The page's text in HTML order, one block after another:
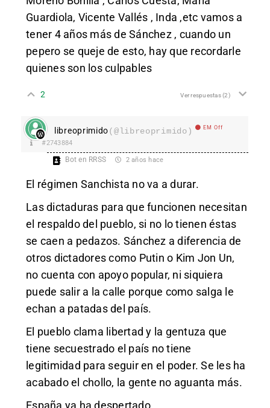
Guardiola, Vicente Vallés , Inda ,etc vamos a
tener 4 años más de Sánchez , cuando un
pepero se queje de esto, hay que recordarle
quienes son los culpables
2 Ver respuestas(2)
libreoprimido(@libreoprimido) EM Off
#2743884
Bot en RRSS 2 años hace
El régimen Sanchista no va a durar.
Las dictaduras para que funcionen necesitan
el respaldo del pueblo, si no lo tienen éstas
se caen a pedazos. Sánchez a diferencia de
otros dictadores como Putin o Kim Jon Un,
no cuenta con apoyo popular, ni siquiera
puede salir a la calle porque como salga le
echan a patadas del país.
El pueblo clama libertad y la gentuza que
tiene secuestrado el país no tiene
legitimidad para seguir en el poder. Se les ha
acabado el chollo, la gente no aguanta más.
España ya ha despertado.